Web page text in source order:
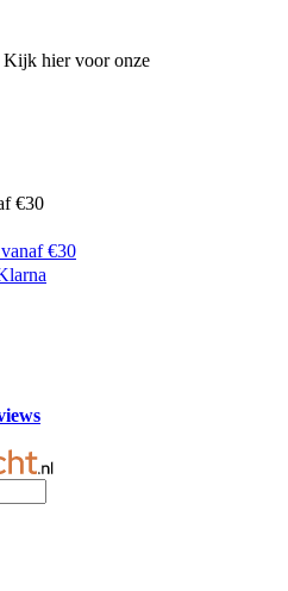
Kijk hier voor onze
€30
€30